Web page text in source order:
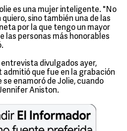
es una mujer inteligente. "No
sino también una de las
por la que tengo un mayor
las personas más honorables
divulgados ayer,
admitió que fue en la grabación
se enamoró de Jolie, cuando
Aniston.